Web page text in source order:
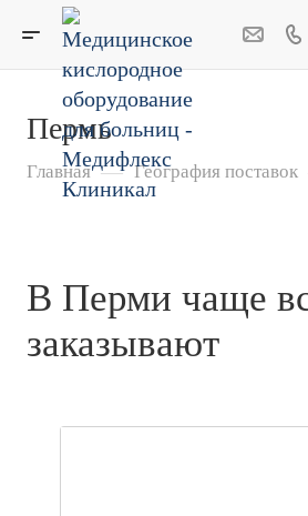
Пермь
Главная — География поставок
В Перми чаще
заказывают